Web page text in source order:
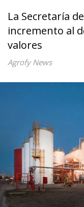
La Secretaría
incremento al
valores
Agrofy News